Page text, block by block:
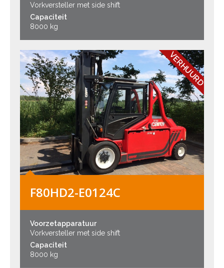
Vorkversteller met side shift
Capaciteit
8000 kg
VERHUURD
F80HD2-E0124C
Voorzetapparatuur
Vorkversteller met side shift
Capaciteit
8000 kg